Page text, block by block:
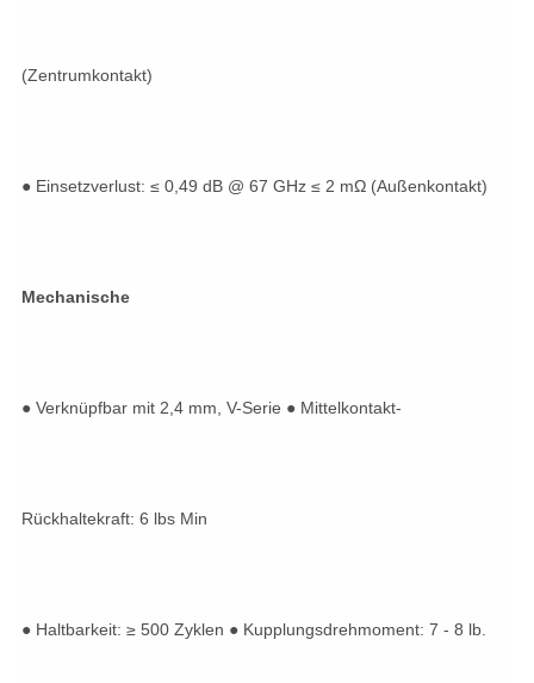
(Zentrumkontakt)
● Einsetzverlust: ≤ 0,49 dB @ 67 GHz ≤ 2 mΩ (Außenkontakt)
Mechanische
● Verknüpfbar mit 2,4 mm, V-Serie ● Mittelkontakt-
Rückhaltekraft: 6 lbs Min
● Haltbarkeit: ≥ 500 Zyklen ● Kupplungsdrehmoment: 7 - 8 lb.